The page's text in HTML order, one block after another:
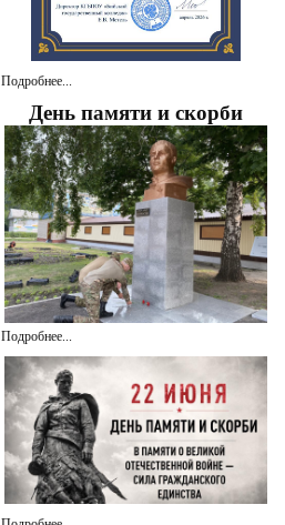
Подробнее...
День памяти и скорби
Подробнее...